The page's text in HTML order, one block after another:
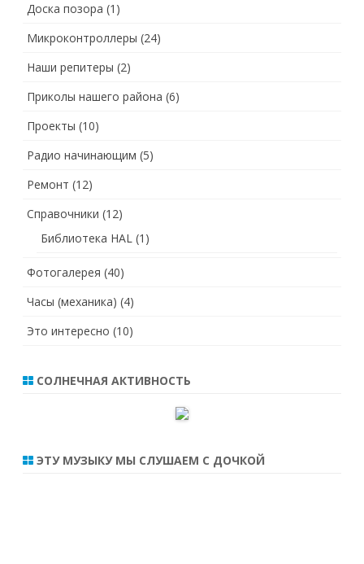
Доска позора (1)
Микроконтроллеры (24)
Наши репитеры (2)
Приколы нашего района (6)
Проекты (10)
Радио начинающим (5)
Ремонт (12)
Справочники (12)
Библиотека HAL (1)
Фотогалерея (40)
Часы (механика) (4)
Это интересно (10)
СОЛНЕЧНАЯ АКТИВНОСТЬ
ЭТУ МУЗЫКУ МЫ СЛУШАЕМ С ДОЧКОЙ